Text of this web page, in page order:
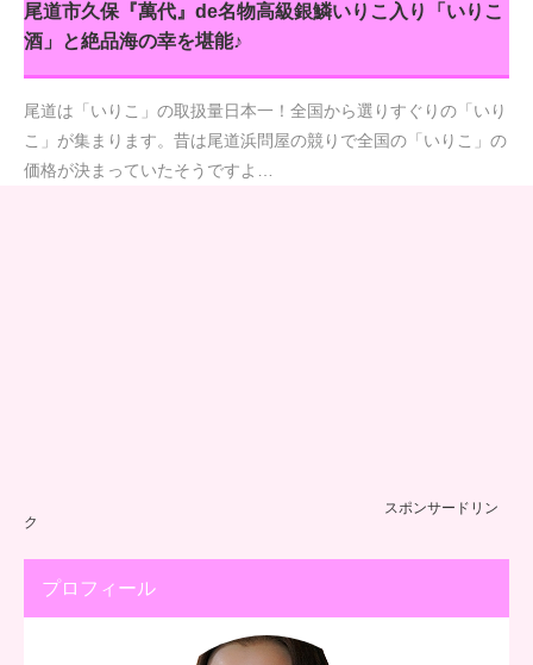
尾道市久保『萬代』de名物高級銀鱗いりこ入り「いりこ
酒」と絶品海の幸を堪能♪
尾道は「いりこ」の取扱量日本一！全国から選りすぐりの「いり
こ」が集まります。昔は尾道浜問屋の競りで全国の「いりこ」の
価格が決まっていたそうですよ…
スポンサードリン
ク
プロフィール